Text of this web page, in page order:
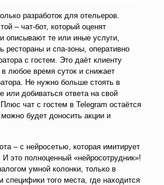
разработок для отельеров.
– чат-бот, который оценят
описывают те или иные услуги,
рестораны и спа-зоны, оперативно
с гостем. Это даёт клиенту
любое время суток и снижает
Не нужно больше стоять в
или добиваться ответа на свой
чат с гостем в Telegram остаётся
будет доносить акции и
– с нейросетью, которая имитирует
И это полноценный «нейросотрудник»!
умной колонки, только в
специфики того места, где находится